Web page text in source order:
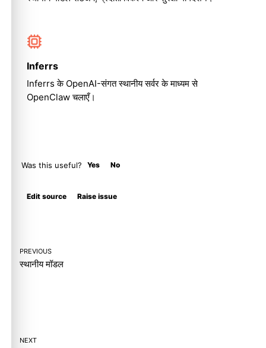
Inferrs
Inferrs के OpenAI-संगत स्थानीय सर्वर के माध्यम से
OpenClaw चलाएँ।
Was this useful? Yes No
Edit source Raise issue
PREVIOUS
स्थानीय मॉडल
NEXT